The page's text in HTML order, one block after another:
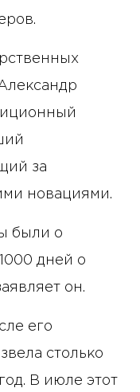
за
новациями.
были о
дней о
он.
его
столько
В июле этот